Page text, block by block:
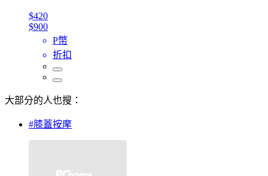
$420
$900
P幣
折扣
大部分的人也搜：
#膝蓋按摩